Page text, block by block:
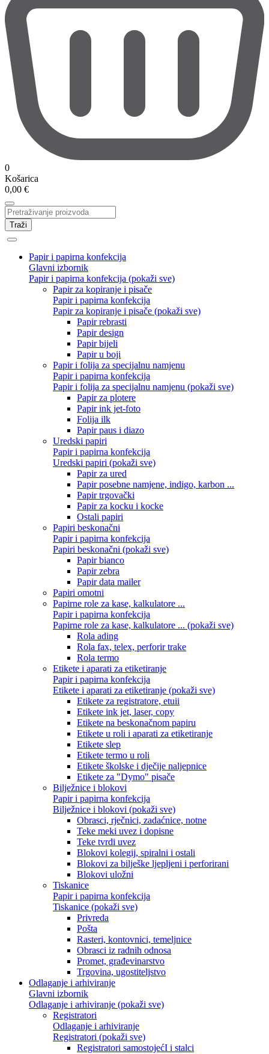
0
Košarica
0,00 €
Traži
Papir i papirna konfekcija
Glavni izbornik
Papir i papirna konfekcija (pokaži sve)
Papir za kopiranje i pisače
Papir i papirna konfekcija
Papir za kopiranje i pisače (pokaži sve)
Papir rebrasti
Papir design
Papir bijeli
Papir u boji
Papir i folija za specijalnu namjenu
Papir i papirna konfekcija
Papir i folija za specijalnu namjenu (pokaži sve)
Papir za plotere
Papir ink jet-foto
Folija ilk
Papir paus i diazo
Uredski papiri
Papir i papirna konfekcija
Uredski papiri (pokaži sve)
Papir za ured
Papir posebne namjene, indigo, karbon ...
Papir trgovački
Papir za kocku i kocke
Ostali papiri
Papiri beskonačni
Papir i papirna konfekcija
Papiri beskonačni (pokaži sve)
Papir bianco
Papir zebra
Papir data mailer
Papiri omotni
Papirne role za kase, kalkulatore ...
Papir i papirna konfekcija
Papirne role za kase, kalkulatore ... (pokaži sve)
Rola ading
Rola fax, telex, perforir trake
Rola termo
Etikete i aparati za etiketiranje
Papir i papirna konfekcija
Etikete i aparati za etiketiranje (pokaži sve)
Etikete za registratore, etuii
Etikete ink jet, laser, copy
Etikete na beskonačnom papiru
Etikete u roli i aparati za etiketiranje
Etikete slep
Etikete termo u roli
Etikete školske i dječije naljepnice
Etikete za "Dymo" pisače
Bilježnice i blokovi
Papir i papirna konfekcija
Bilježnice i blokovi (pokaži sve)
Obrasci, rječnici, zadaćnice, notne
Teke meki uvez i dopisne
Teke tvrdi uvez
Blokovi kolegij, spiralni i ostali
Blokovi za bilješke ljepljeni i perforirani
Blokovi uložni
Tiskanice
Papir i papirna konfekcija
Tiskanice (pokaži sve)
Privreda
Pošta
Rasteri, kontovnici, temeljnice
Obrasci iz radnih odnosa
Promet, građevinarstvo
Trgovina, ugostiteljstvo
Odlaganje i arhiviranje
Glavni izbornik
Odlaganje i arhiviranje (pokaži sve)
Registratori
Odlaganje i arhiviranje
Registratori (pokaži sve)
Registratori samostojećI i stalci